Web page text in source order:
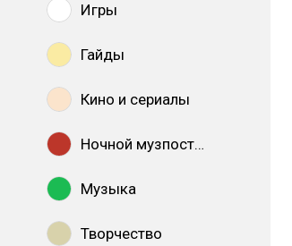
Игры
Гайды
Кино и сериалы
Ночной музпостинг
Музыка
Творчество